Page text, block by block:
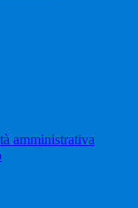
amministrativa